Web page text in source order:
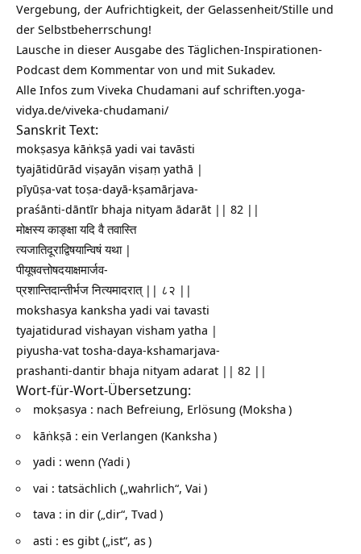
Vergebung, der Aufrichtigkeit, der Gelassenheit/Stille und
der Selbstbeherrschung!
Lausche in dieser Ausgabe des Täglichen-Inspirationen-
Podcast dem Kommentar von und mit Sukadev.
Alle Infos zum Viveka Chudamani aufschriften.yoga-
vidya.de/viveka-chudamani/
Sanskrit Text:
mokṣasya kāṅkṣā yadi vai tavāsti
tyajātidūrād viṣayān viṣaṃ yathā |
pīyūṣa-vat toṣa-dayā-kṣamārjava-
praśānti-dāntīr bhaja nityam ādarāt || 82 ||
मोक्षस्य काङ्क्षा यदि वै तवास्ति
त्यजातिदूराद्विषयान्विषं यथा |
पीयूषवत्तोषदयाक्षमार्जव-
प्रशान्तिदान्तीर्भज नित्यमादरात् || ८२ ||
mokshasya kanksha yadi vai tavasti
tyajatidurad vishayan visham yatha |
piyusha-vat tosha-daya-kshamarjava-
prashanti-dantir bhaja nityam adarat || 82 ||
Wort-für-Wort-Übersetzung:
mokṣasya : nach Befreiung, Erlösung (Moksha )
kāṅkṣā : ein Verlangen (Kanksha )
yadi : wenn (Yadi )
vai : tatsächlich („wahrlich“, Vai )
tava : in dir („dir“, Tvad )
asti : es gibt („ist“, as)